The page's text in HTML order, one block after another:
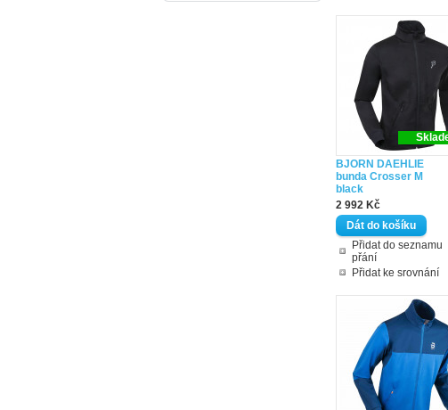
BJORN DAEHLIE
bunda Crosser M
black
2 992 Kč
Přidat do seznamu
přání
Přidat ke srovnání